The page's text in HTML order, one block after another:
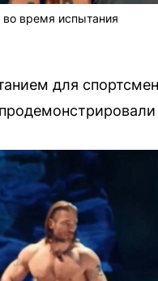
время испытания
для